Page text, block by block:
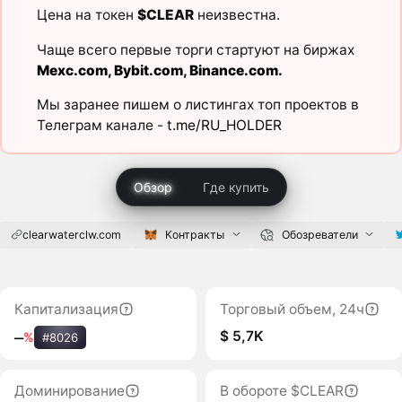
Цена на токен $CLEARнеизвестна.
Чаще всего первые торги стартуют на биржах
Mexc.com,Bybit.com,Binance.com.
Мы заранее пишем о листингах топ проектов в
Телеграм канале - t.me/RU_HOLDER
Обзор Где купить
clearwaterclw.com Контракты Обозреватели
Капитализация
‒% #8026
Торговый объем, 24ч
$ 5,7K
Доминирование В обороте $CLEAR